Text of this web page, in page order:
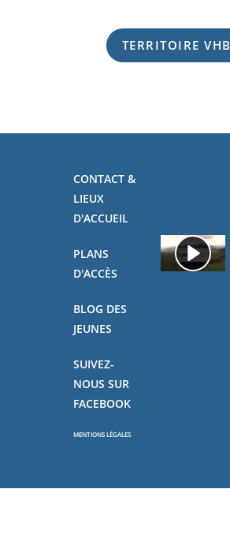
TERRITOIRE VHB
CONTACT &
LIEUX
D'ACCUEIL
PLANS
D'ACCÈS
BLOG DES
JEUNES
SUIVEZ-
NOUS SUR
FACEBOOK
MENTIONS LÉGALES